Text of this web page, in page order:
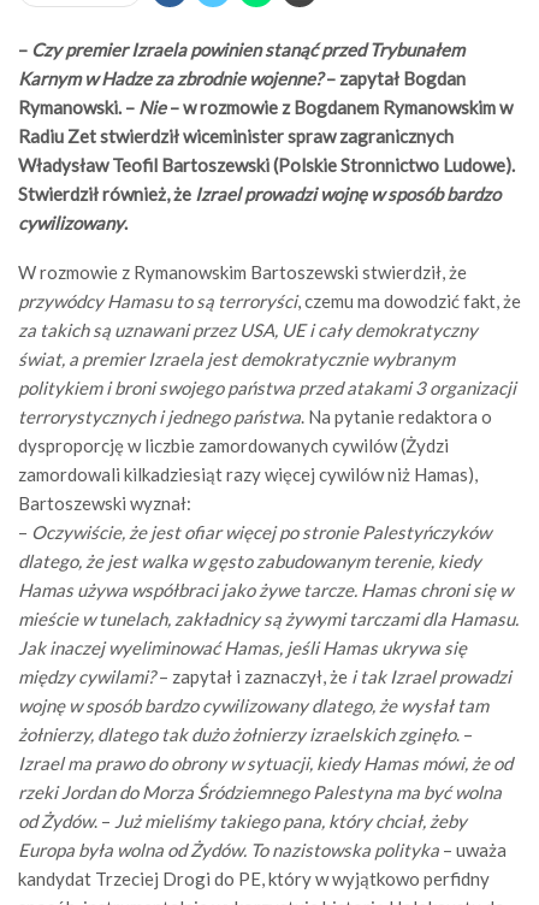
– Czy premier Izraela powinien stanąć przed Trybunałem
Karnym w Hadze za zbrodnie wojenne?– zapytał Bogdan
Rymanowski. – Nie– w rozmowie z Bogdanem Rymanowskim w
Radiu Zet stwierdził wiceminister spraw zagranicznych
Władysław Teofil Bartoszewski (Polskie Stronnictwo Ludowe).
Stwierdził również, że Izrael prowadzi wojnę w sposób bardzo
cywilizowany.
W rozmowie z Rymanowskim Bartoszewski stwierdził, że
przywódcy Hamasu to są terroryści, czemu ma dowodzić fakt, że
za takich są uznawani przez USA, UE i cały demokratyczny
świat, a premier Izraela jest demokratycznie wybranym
politykiem i broni swojego państwa przed atakami 3 organizacji
terrorystycznych i jednego państwa. Na pytanie redaktora o
dysproporcję w liczbie zamordowanych cywilów (Żydzi
zamordowali kilkadziesiąt razy więcej cywilów niż Hamas),
Bartoszewski wyznał:
– Oczywiście, że jest ofiar więcej po stronie Palestyńczyków
dlatego, że jest walka w gęsto zabudowanym terenie, kiedy
Hamas używa współbraci jako żywe tarcze. Hamas chroni się w
mieście w tunelach, zakładnicy są żywymi tarczami dla Hamasu.
Jak inaczej wyeliminować Hamas, jeśli Hamas ukrywa się
między cywilami?– zapytał i zaznaczył, że i tak Izrael prowadzi
wojnę w sposób bardzo cywilizowany dlatego, że wysłał tam
żołnierzy, dlatego tak dużo żołnierzy izraelskich zginęło. –
Izrael ma prawo do obrony w sytuacji, kiedy Hamas mówi, że od
rzeki Jordan do Morza Śródziemnego Palestyna ma być wolna
od Żydów. – Już mieliśmy takiego pana, który chciał, żeby
Europa była wolna od Żydów. To nazistowska polityka – uważa
kandydat Trzeciej Drogi do PE, który w wyjątkowo perfidny